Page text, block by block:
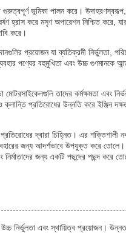
গুরুত্বপূর্ণ ভূমিকা পালন করে।
হ্রাস করে মসৃণ অপারেশন নিশ্চিত করে,
করে।
প্রয়োজন যা ব্যতিক্রমী নির্ভুলতা,
পণ্যের বহুমুখিতা এবং উচ্চ গুণমানকে
তাদের কর্মক্ষমতা এবং
প্রতিরোধের উন্নতি করে ইঞ্জিন দক্ষতা
দ্বারা চিহ্নিত। এর শক্তিশালী
জন্য আদর্শভাবে উপযুক্ত করে তোলে।
জন্য একটি পছন্দের পছন্দ করে
উচ্চ নির্ভুলতা এবং স্থায়িত্ব প্রয়োজন।